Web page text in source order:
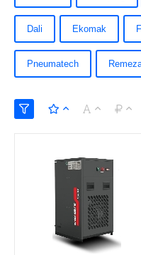
Dali Ekomak
Pneumatech